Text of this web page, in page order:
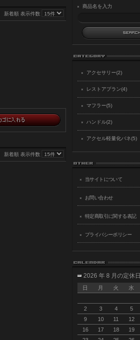
新着順 表示件数
新着順 表示件数
商品名を入力
アクセサリー(2)
レストアプラン(4)
マフラー(5)
ハンドル(2)
アクセル軽量化バネ(5)
当サイトについて
お問い合わせ
特定商取引に関する表記
プライバシーポリシー
2026 年 8 月の定休日
日 月 火 水
2
3 4 5
9
10 11 12
16
17 18 19